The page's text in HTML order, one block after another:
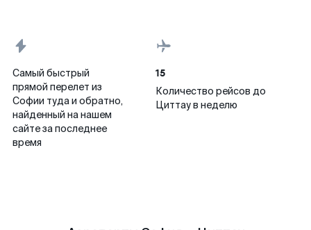
Самый быстрый
прямой перелет из
Софии туда и обратно,
найденный на нашем
сайте за последнее
время
15
Количество рейсов до
Циттау в неделю